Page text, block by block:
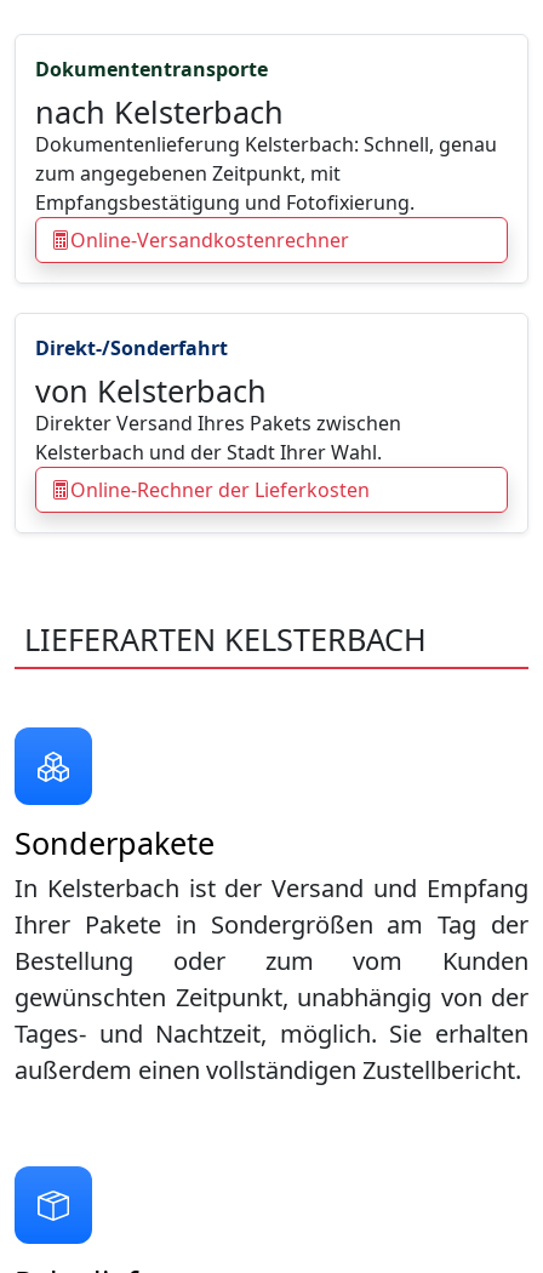
Direkt-/Sonderfahrt
von Kelsterbach
Direkter Versand Ihres Pakets zwischen
Kelsterbach und der Stadt Ihrer Wahl.
Online-Rechner der Lieferkosten
Dokumententransporte
nach Kelsterbach
Dokumentenlieferung Kelsterbach: Schnell, genau
zum angegebenen Zeitpunkt, mit
Empfangsbestätigung und Fotofixierung.
Online-Versandkostenrechner
LIEFERARTEN KELSTERBACH
Sonderpakete
In Kelsterbach ist der Versand und Empfang
Ihrer Pakete in Sondergrößen am Tag der
Bestellung oder zum vom Kunden
gewünschten Zeitpunkt, unabhängig von der
Tages- und Nachtzeit, möglich. Sie erhalten
außerdem einen vollständigen Zustellbericht.